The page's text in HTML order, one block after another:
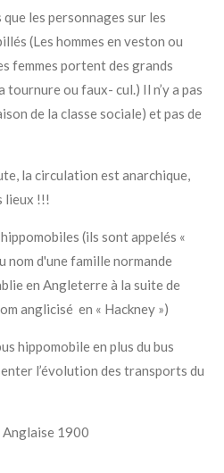
les personnages sur les
(Les hommes en veston ou
femmes portent des grands
tournure ou faux- cul.) Il n’y a pas
de la classe sociale) et pas de
la circulation est anarchique,
lieux !!!
(ils sont appelés «
nom d'une famille normande
en Angleterre à la suite de
anglicisé en « Hackney »)
hippomobile en plus du bus
l’évolution des transports du
Anglaise 1900